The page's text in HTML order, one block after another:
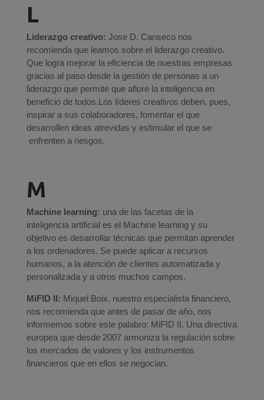
L
Liderazgo creativo: Jose D. Canseco nos
recomienda que leamos sobre el liderazgo creativo.
Que logra mejorar la eficiencia de nuestras empresas
gracias al paso desde la gestión de personas a un
liderazgo que permite que aflore la inteligencia en
beneficio de todos.Los líderes creativos deben, pues,
inspirar a sus colaboradores, fomentar el que
desarrollen ideas atrevidas y estimular el que se
enfrenten a riesgos.
M
Machine learning: una de las facetas de la
inteligencia artificial es el Machine learning y su
objetivo es desarrollar técnicas que permitan aprender
a los ordenadores. Se puede aplicar a recursos
humanos, a la atención de clientes automatizada y
personalizada y a otros muchos campos.
MiFID II: Miquel Boix, nuestro especialista financiero,
nos recomienda que antes de pasar de año, nos
informemos sobre este palabro: MiFID II. Una directiva
europea que desde 2007 armoniza la regulación sobre
los mercados de valores y los instrumentos
financieros que en ellos se negocian.